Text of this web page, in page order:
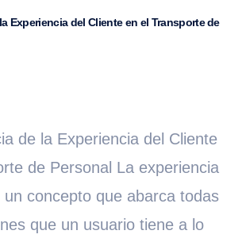
Experiencia del Cliente en el Transporte de
de la Experiencia del Cliente
de Personal La experiencia
un concepto que abarca todas
que un usuario tiene a lo